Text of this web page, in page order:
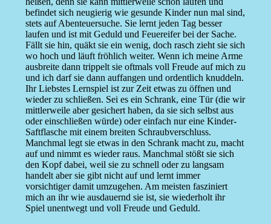
befindet sich neugierig wie gesunde Kinder nun mal sind,
stets auf Abenteuersuche. Sie lernt jeden Tag besser
laufen und ist mit Geduld und Feuereifer bei der Sache.
Fällt sie hin, quäkt sie ein wenig, doch rasch zieht sie sich
wo hoch und läuft fröhlich weiter. Wenn ich meine Arme
ausbreite dann trippelt sie oftmals voll Freude auf mich zu
und ich darf sie dann auffangen und ordentlich knuddeln.
Ihr Liebstes Lernspiel ist zur Zeit etwas zu öffnen und
wieder zu schließen. Sei es ein Schrank, eine Tür (die wir
mittlerweile aber gesichert haben, da sie sich selbst aus
oder einschließen würde) oder einfach nur eine Kinder-
Saftflasche mit einem breiten Schraubverschluss.
Manchmal legt sie etwas in den Schrank macht zu, macht
auf und nimmt es wieder raus. Manchmal stößt sie sich
den Kopf dabei, weil sie zu schnell oder zu langsam
handelt aber sie gibt nicht auf und lernt immer
vorsichtiger damit umzugehen. Am meisten fasziniert
mich an ihr wie ausdauernd sie ist, sie wiederholt ihr
Spiel unentwegt und voll Freude und Geduld.